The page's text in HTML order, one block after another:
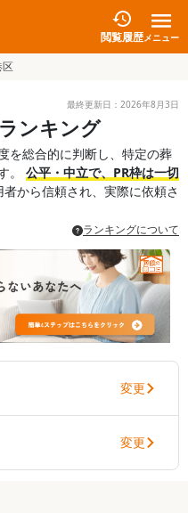
閲覧履歴メニュー
最終更新日： 2026年8月3日
ンキング
を総合的に判断し、特定の葬
。 公平・中立で、PR枠は一切
から信頼され、実際に依頼さ
ランキングについて
変更
変更